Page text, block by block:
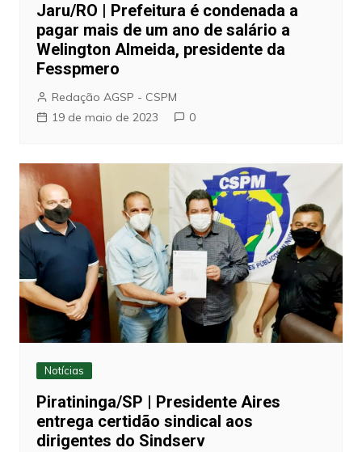
Jaru/RO | Prefeitura é condenada a
pagar mais de um ano de salário a
Welington Almeida, presidente da
Fesspmero
Redação AGSP - CSPM
19 de maio de 2023
0
Notícias
Piratininga/SP | Presidente Aires
entrega certidão sindical aos
dirigentes do Sindserv